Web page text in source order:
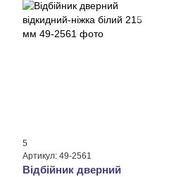
5
Артикул: 49-2561
Відбійник дверний